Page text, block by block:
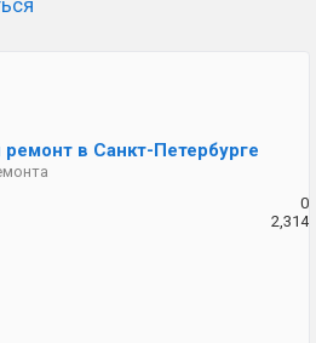
ремонт в Санкт-Петербурге
0
2,314